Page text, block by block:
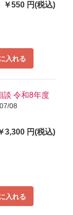
￥550 円(税込)
入れる
談 令和8年度
08
3,300 円(税込)
入れる